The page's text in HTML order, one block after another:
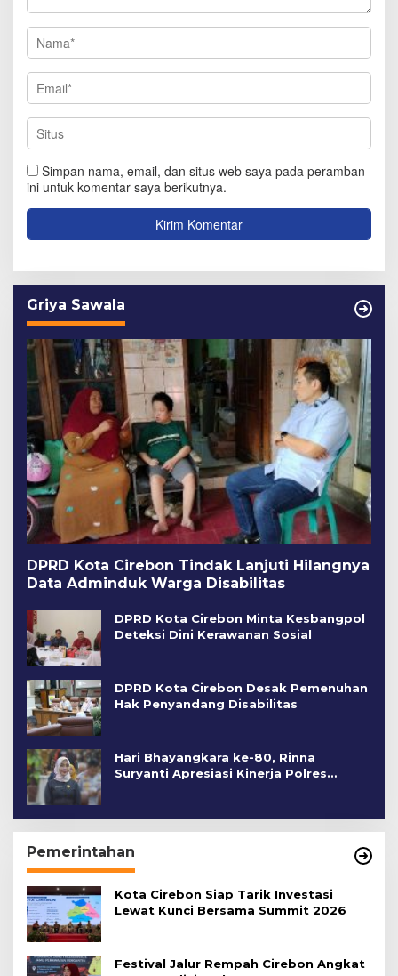
Simpan nama, email, dan situs web saya pada peramban
ini untuk komentar saya berikutnya.
Griya Sawala
DPRD Kota Cirebon Tindak Lanjuti Hilangnya
Data Adminduk Warga Disabilitas
DPRD Kota Cirebon Minta Kesbangpol
Deteksi Dini Kerawanan Sosial
DPRD Kota Cirebon Desak Pemenuhan
Hak Penyandang Disabilitas
Hari Bhayangkara ke-80, Rinna
Suryanti Apresiasi Kinerja Polres
Pemerintahan
Kota Cirebon Siap Tarik Investasi
Lewat Kunci Bersama Summit 2026
Festival Jalur Rempah Cirebon Angkat